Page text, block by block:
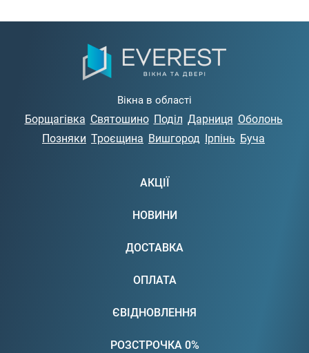
Вікна в області
Борщагівка Святошино Поділ Дарниця Оболонь
Позняки Троєщина Вишгород Ірпінь Буча
АКЦІЇ
НОВИНИ
ДОСТАВКА
ОПЛАТА
ЄВІДНОВЛЕННЯ
РОЗСТРОЧКА 0%